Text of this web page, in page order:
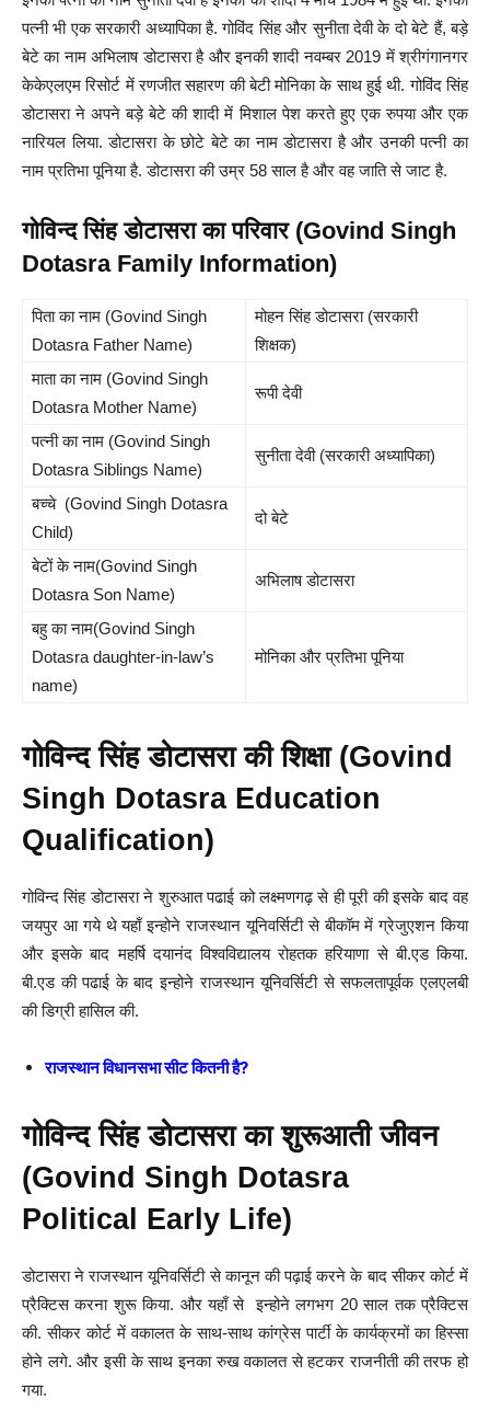
पत्नी भी एक सरकारी अध्यापिका है. गोविंद सिंह और सुनीता देवी के दो बेटे हैं, बड़े
बेटे का नाम अभिलाष डोटासरा है और इनकी शादी नवम्बर 2019 में श्रीगंगानगर
केकेएलएम रिसोर्ट में रणजीत सहारण की बेटी मोनिका के साथ हुई थी. गोविंद सिंह
डोटासरा ने अपने बड़े बेटे की शादी में मिशाल पेश करते हुए एक रुपया और एक
नारियल लिया. डोटासरा के छोटे बेटे का नाम डोटासरा है और उनकी पत्नी का
नाम प्रतिभा पूनिया है.डोटासरा की उम्र 58 साल है और वह जाति से जाट है.
गोविन्द सिंह डोटासरा का परिवार (Govind Singh
Dotasra Family Information)
पिता का नाम (Govind Singh
Dotasra Father Name)
मोहन सिंह डोटासरा (सरकारी
शिक्षक)
माता का नाम (Govind Singh
Dotasra Mother Name)
रूपी देवी
पत्नी का नाम (Govind Singh
Dotasra Siblings Name)
सुनीता देवी (सरकारी अध्यापिका)
बच्चे (Govind Singh Dotasra
Child)
दो बेटे
बेटों के नाम(Govind Singh
Dotasra Son Name)
अभिलाष डोटासरा
बहु का नाम(Govind Singh
Dotasra daughter-in-law’s
name)
मोनिका और प्रतिभा पूनिया
गोविन्द सिंह डोटासरा की शिक्षा (Govind
Singh Dotasra Education
Qualification)
गोविन्द सिंह डोटासरा ने शुरुआत पढाई को लक्ष्मणगढ़ से ही पूरी की इसके बाद वह
जयपुर आ गये थे यहाँ इन्होने राजस्थान यूनिवर्सिटी से बीकॉम में ग्रेजुएशन किया
और इसके बाद महर्षि दयानंद विश्वविद्यालय रोहतक हरियाणा से बी.एड किया.
बी.एड की पढाई के बाद इन्होने राजस्थान यूनिवर्सिटी से सफलतापूर्वक एलएलबी
की डिग्री हासिल की.
राजस्थान विधानसभा सीट कितनी है?
गोविन्द सिंह डोटासरा का शुरूआती जीवन
(Govind Singh Dotasra
Political Early Life)
डोटासरा ने राजस्थान यूनिवर्सिटी से कानून की पढ़ाई करने के बाद सीकर कोर्ट में
प्रैक्टिस करना शुरू किया. और यहाँ से इन्होने लगभग 20 साल तक प्रैक्टिस
की. सीकर कोर्ट में वकालत के साथ-साथ कांग्रेस पार्टी के कार्यक्रमों का हिस्सा
होने लगे. और इसी के साथ इनका रुख वकालत से हटकर राजनीती की तरफ हो
गया.